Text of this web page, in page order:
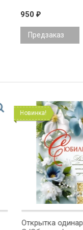
950 ₽
Предзаказ
Новинка!
Открытка